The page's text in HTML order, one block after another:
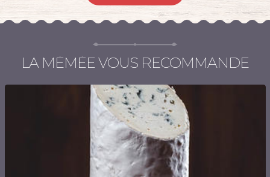
LA MÉMÉE VOUS RECOMMANDE